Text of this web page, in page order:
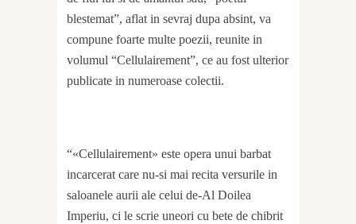
blestemat”, aflat in sevraj dupa absint, va
compune foarte multe poezii, reunite in
volumul “Cellulairement”, ce au fost ulterior
publicate in numeroase colectii.
“«Cellulairement» este opera unui barbat
incarcerat care nu-si mai recita versurile in
saloanele aurii ale celui de-Al Doilea
Imperiu, ci le scrie uneori cu bete de chibrit